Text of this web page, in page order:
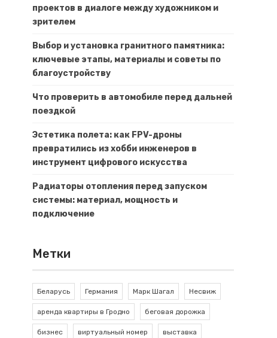
проектов в диалоге между художником и
зрителем
Выбор и установка гранитного памятника:
ключевые этапы, материалы и советы по
благоустройству
Что проверить в автомобиле перед дальней
поездкой
Эстетика полета: как FPV-дроны
превратились из хобби инженеров в
инструмент цифрового искусства
Радиаторы отопления перед запуском
системы: материал, мощность и
подключение
Метки
Беларусь Германия Марк Шагал Несвиж
аренда квартиры в Гродно беговая дорожка
бизнес виртуальный номер выставка